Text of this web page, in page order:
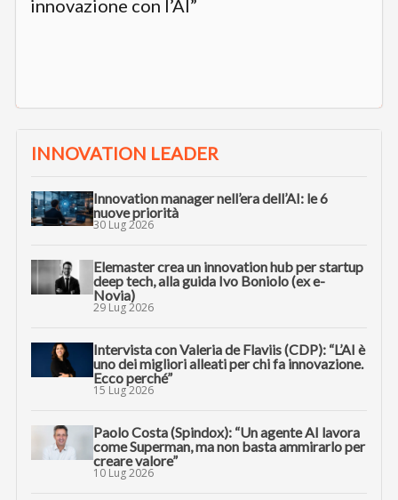
innovazione con l’AI”
INNOVATION LEADER
Innovation manager nell’era dell’AI: le 6
nuove priorità
30 Lug 2026
Elemaster crea un innovation hub per startup
deep tech, alla guida Ivo Boniolo (ex e-
Novia)
29 Lug 2026
Intervista con Valeria de Flaviis (CDP): “L’AI è
uno dei migliori alleati per chi fa innovazione.
Ecco perché”
15 Lug 2026
Paolo Costa (Spindox): “Un agente AI lavora
come Superman, ma non basta ammirarlo per
creare valore”
10 Lug 2026